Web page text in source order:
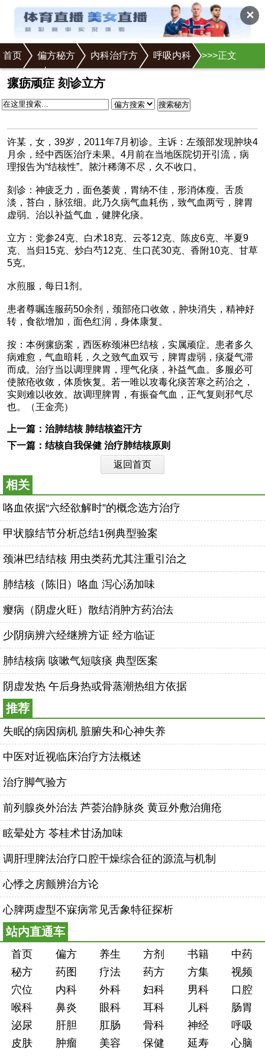
✕
首页 偏方秘方 >
内科治疗方 >
呼吸内科 >
肺结核
>正文
瘰疬顽症 刻诊立方
搜索秘方
许某，女，39岁，2011年7月初诊。主诉：左颈部发现肿块4
月余，经中西医治疗未果。4月前在当地医院切开引流，病
理报告为“结核性”。脓汁稀薄不尽，久不收口。
刻诊：神疲乏力，面色萎黄，胃纳不佳，形消体瘦。舌质
淡，苔白，脉弦细。此乃久病气血耗伤，致气血两亏，脾胃
虚弱。治以补益气血，健脾化痰。
立方：党参24克、白术18克、云苓12克、陈皮6克、半夏9
克、当归15克、炒白芍12克、生口芪30克、香附10克、甘草
5克。
水煎服，每日1剂。
患者尊嘱连服药50余剂，颈部疮口收敛，肿块消失，精神好
转，食欲增加，面色红润，身体康复。
按：本例瘰疬案，西医称颈淋巴结核，实属顽症。患者多久
病难愈，气血暗耗，久之致气血双亏，脾胃虚弱，痰凝气滞
而成。治疗当以调理脾胃，理气化痰，补益气血。多服必可
使脓疮收敛，体质恢复。若一唯以攻毒化痰苦寒之药治之，
实则难以收效。故调理脾胃，有振奋气血，正气复则邪气尽
也。（王金亮）
上一篇： 治肺结核 肺结核盗汗方
下一篇： 结核自我保健 治疗肺结核原则
返回首页
相关
咯血依据“六经欲解时”的概念选方治疗
甲状腺结节分析总结1例典型验案
颈淋巴结结核 用虫类药尤其注重引治之
肺结核（陈旧）咯血 泻心汤加味
瘿病（阴虚火旺）散结消肿方药治法
少阴病辨六经继辨方证 经方临证
肺结核病 咳嗽气短咳痰 典型医案
阴虚发热 午后身热或骨蒸潮热组方依据
推荐
失眠的病因病机 脏腑失和心神失养
中医对近视临床治疗方法概述
治疗脚气验方
前列腺炎外治法 芦荟治静脉炎 黄豆外敷治痈疮
眩晕处方 苓桂术甘汤加味
调肝理脾法治疗口腔干燥综合征的源流与机制
心悸之房颤辨治方论
心脾两虚型不寐病常见舌象特征探析
站内直通车
首页 偏方 养生 方剂 书籍
中药
秘方
药图 疗法 药方 方集
视频
穴位
内科 外科 妇科 男科
口腔
喉科
鼻炎 眼科 耳科 儿科
肠胃
泌尿
肝胆 肛肠 骨科 神经
呼吸
皮肤
肿瘤 美容 保健 延寿 心脑